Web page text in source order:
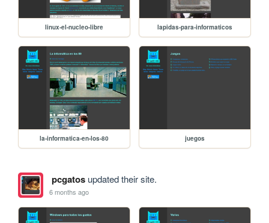
linux-el-nucleo-libre lapidas-para-informaticos
la-informatica-en-los-80 juegos
pcgatosupdated their site.
6 months ago